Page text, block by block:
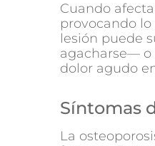
Cuando
provocando
lesión puede
agacharse— o
dolor agudo
Síntomas
La